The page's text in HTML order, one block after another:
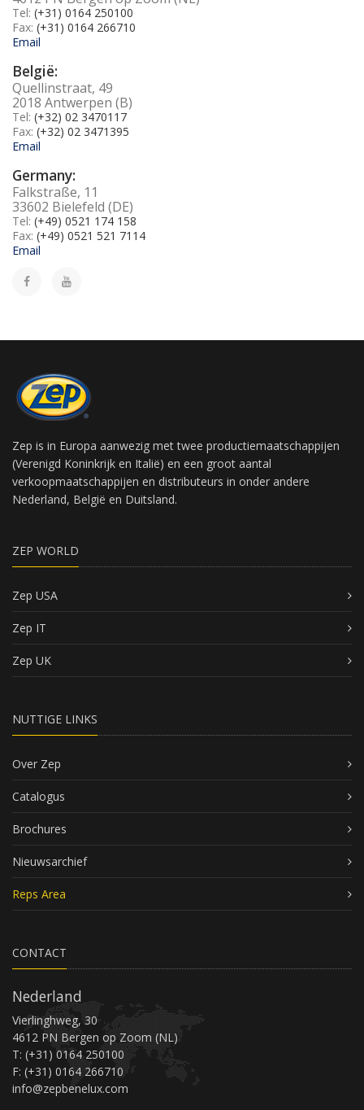
Tel: (+31) 0164 250100
Fax: (+31) 0164 266710
Email
België:
Quellinstraat, 49
2018 Antwerpen (B)
Tel: (+32) 02 3470117
Fax: (+32) 02 3471395
Email
Germany:
Falkstraße, 11
33602 Bielefeld (DE)
Tel: (+49) 0521 174 158
Fax: (+49) 0521 521 7114
Email
Zep is in Europa aanwezig met twee productiemaatschappijen
(Verenigd Koninkrijk en Italië) en een groot aantal
verkoopmaatschappijen en distributeurs in onder andere
Nederland, België en Duitsland.
ZEP WORLD
Zep USA
Zep IT
Zep UK
NUTTIGE LINKS
Over Zep
Catalogus
Brochures
Nieuwsarchief
Reps Area
CONTACT
Nederland
Vierlinghweg, 30
4612 PN Bergen op Zoom (NL)
T: (+31) 0164 250100
F: (+31) 0164 266710
info@zepbenelux.com